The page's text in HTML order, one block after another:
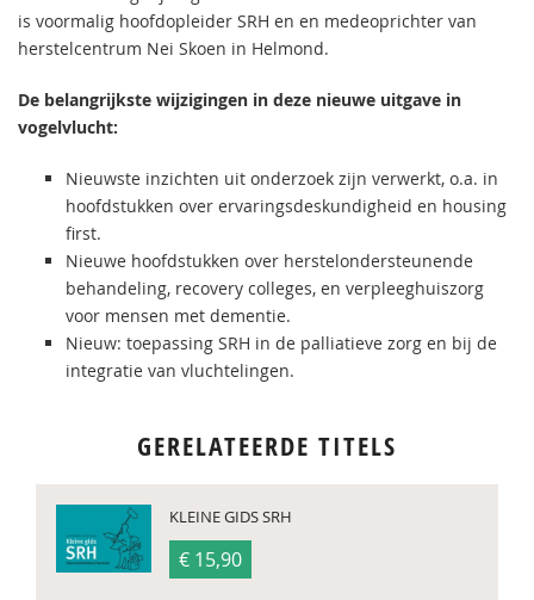
is voormalig hoofdopleider SRH en en medeoprichter van
herstelcentrum Nei Skoen in Helmond.
De belangrijkste wijzigingen in deze nieuwe uitgave in
vogelvlucht:
Nieuwste inzichten uit onderzoek zijn verwerkt, o.a. in
hoofdstukken over ervaringsdeskundigheid en housing
first.
Nieuwe hoofdstukken over herstelondersteunende
behandeling, recovery colleges, en verpleeghuiszorg
voor mensen met dementie.
Nieuw: toepassing SRH in de palliatieve zorg en bij de
integratie van vluchtelingen.
GERELATEERDE TITELS
KLEINE GIDS SRH
€ 15,90